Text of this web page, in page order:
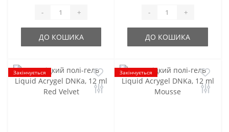
- +
ДО КОШИКА
- +
ДО КОШИКА
Закінчується Закінчується